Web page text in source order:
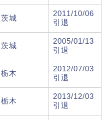
茨城
2011/10/06
引退
茨城
2005/01/13
引退
栃木
2012/07/03
引退
栃木
2013/12/03
引退